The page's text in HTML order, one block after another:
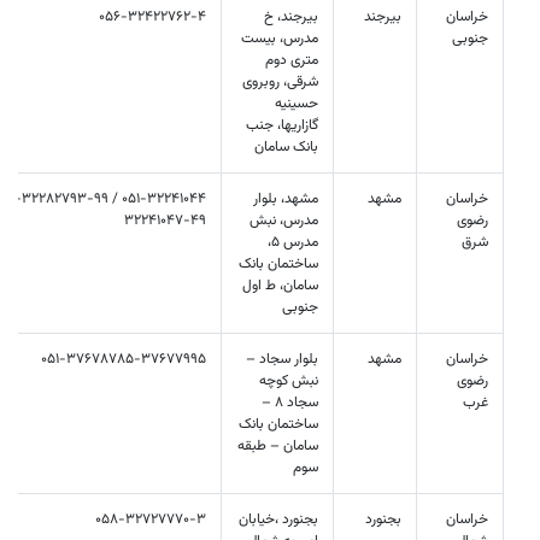
خراسان
جنوبی
بیرجند
بیرجند، خ
مدرس، بیست
متری دوم
شرقی، روبروی
حسینیه
گازاریها، جنب
بانک سامان
056-32422762-4
خراسان
رضوی
شرق
مشهد
مشهد، بلوار
مدرس، نبش
مدرس 5،
ساختمان بانک
سامان، ط اول
جنوبی
32241047-49
خراسان
رضوی
غرب
مشهد
بلوار سجاد –
نبش کوچه
سجاد 8 –
ساختمان بانک
سامان – طبقه
سوم
051-37678785-37677995
خراسان
بجنورد
بجنورد ،خیابان
058-32727770-3